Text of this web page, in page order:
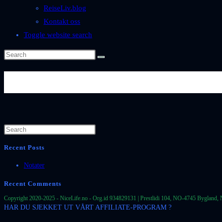
ReiseLiv.blog
Kontakt oss
Toggle website search
Recent Posts
Notater
Recent Comments
Copyright 2020-2025 - NiceLife.no - Org.id 934829131 | Prestlidi 104, NO-4745
HAR DU SJEKKET UT VÅRT AFFILIATE-PROGRAM ?